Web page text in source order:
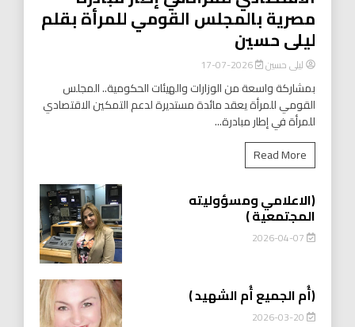
مصرية بالمجلس القومي للمرأة بقلم
ليلى حسين
ليلى حسين 2026-07-17
بمشاركة واسعة من الوزارات والهيئات الحكومية.. المجلس
القومي للمرأة يعقد مائدة مستديرة لدعم التمكين الاقتصادي
للمرأة في إطار مبادرة...
Read More
(الاعلامي ومسؤوليته
المجتمعية )
2026-04-07
(أُم الجميع أُم الشهيد )
2026-03-20